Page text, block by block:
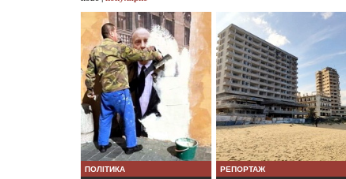
ПОЛІТИКА РЕПОРТАЖ